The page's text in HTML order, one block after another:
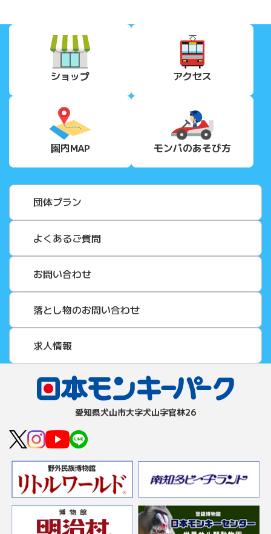
ショップ アクセス
園内MAP モンパのあそび方
団体プラン
よくあるご質問
お問い合わせ
落とし物のお問い合わせ
求人情報
愛知県⽝⼭市⼤字⽝⼭字官林26